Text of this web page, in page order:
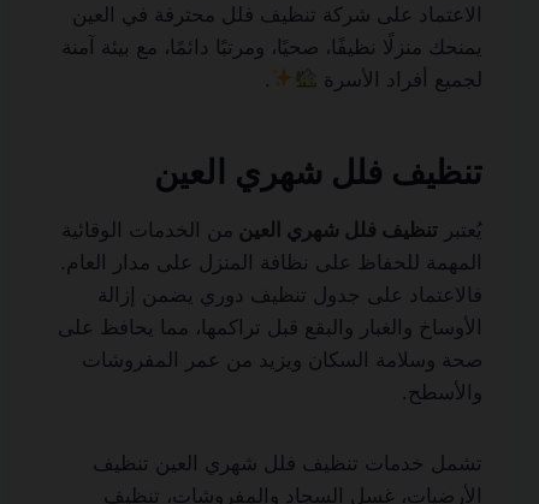
الاعتماد على شركة تنظيف فلل محترفة في العين
يمنحك منزلًا نظيفًا، صحيًا، ومرتبًا دائمًا، مع بيئة آمنة
لجميع أفراد الأسرة
.
تنظيف فلل شهري العين
يُعتبر تنظيف فلل شهري العين من الخدمات الوقائية
المهمة للحفاظ على نظافة المنزل على مدار العام.
فالاعتماد على جدول تنظيف دوري يضمن إزالة
الأوساخ والغبار والبقع قبل تراكمها، مما يحافظ على
صحة وسلامة السكان ويزيد من عمر المفروشات
والأسطح.
تشمل خدمات تنظيف فلل شهري العين تنظيف
الأرضيات، غسل السجاد والمفروشات، تنظيف